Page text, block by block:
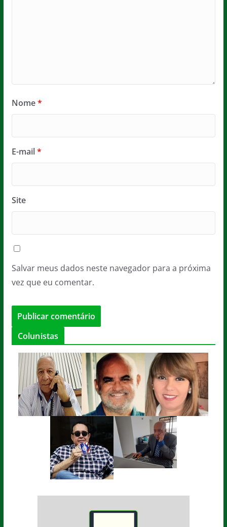
Nome*
E-mail*
Site
Salvar meus dados neste navegador para a próxima
vez que eu comentar.
Colunistas